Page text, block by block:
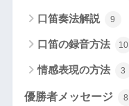
口笛奏法解説 9
口笛の録音方法 10
情感表現の方法 3
優勝者メッセージ 8